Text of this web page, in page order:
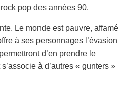
pop des années 90.
Le monde est pauvre, affamé
à ses personnages l’évasion
d’en prendre le
à d’autres « gunters »